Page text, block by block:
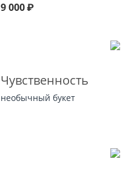
9 000₽
Чувственность
необычный букет